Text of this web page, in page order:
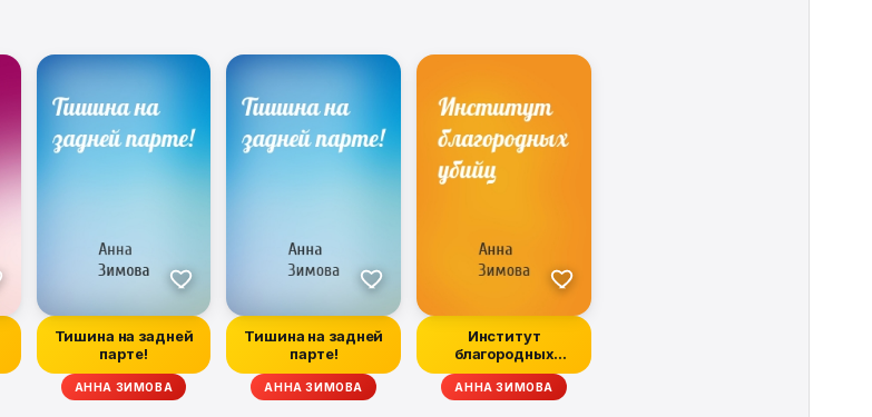
ЮЛИЯ ЕВГРАФОВА, НАРИНЭ АБГАРЯН, ЛАРИСА ВАСКАН, АЛЕКСАНДР ЦЫПКИН
Тишина на задней
парте!
АННА ЗИМОВА
Тишина на задней
парте!
АННА ЗИМОВА
Институт
благородных
убийц
АННА ЗИМОВА